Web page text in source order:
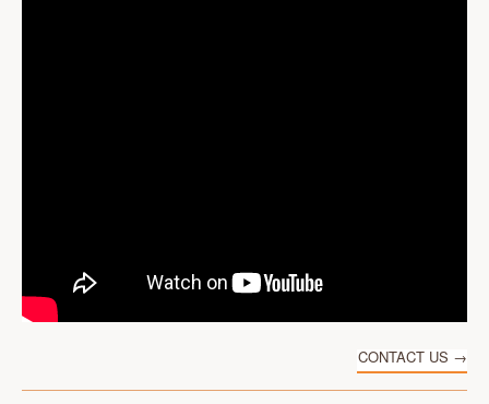
CONTACT US →